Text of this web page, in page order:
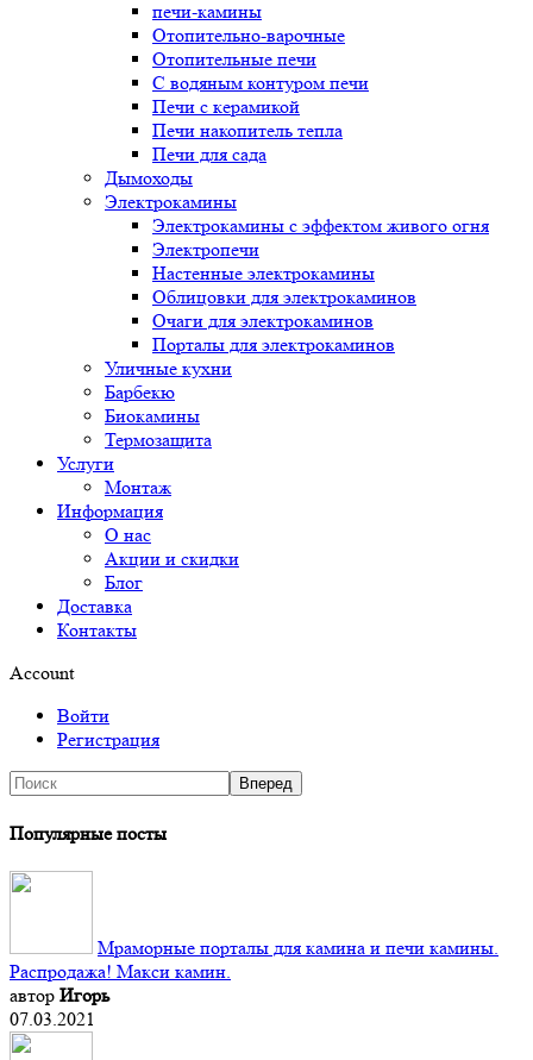
печи-камины
Отопительно-варочные
Отопительные печи
С водяным контуром печи
Печи с керамикой
Печи накопитель тепла
Печи для сада
Дымоходы
Электрокамины
Электрокамины с эффектом живого огня
Электропечи
Настенные электрокамины
Облицовки для электрокаминов
Очаги для электрокаминов
Порталы для электрокаминов
Уличные кухни
Барбекю
Биокамины
Термозащита
Услуги
Монтаж
Информация
О нас
Акции и скидки
Блог
Доставка
Контакты
Account
Войти
Регистрация
Популярные посты
Мраморные порталы для камина и печи камины.
Распродажа! Макси камин.
автор Игорь
07.03.2021